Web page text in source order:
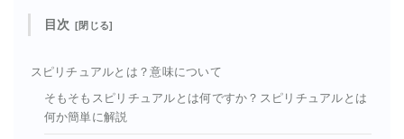
目次
スピリチュアルとは？意味について
そもそもスピリチュアルとは何ですか？スピリチュアルとは
何か簡単に解説